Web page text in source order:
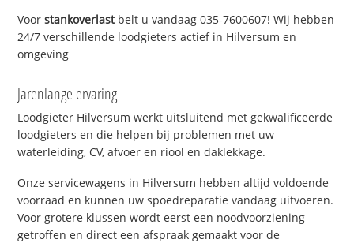
Voorstankoverlastbelt u vandaag 035-7600607! Wij hebben
24/7 verschillende loodgieters actief in Hilversum en
omgeving
Jarenlange ervaring
Loodgieter Hilversum werkt uitsluitend met gekwalificeerde
loodgieters en die helpen bij problemen met uw
waterleiding, CV, afvoer en riool en daklekkage.
Onze servicewagens in Hilversum hebben altijd voldoende
voorraad en kunnen uw spoedreparatie vandaag uitvoeren.
Voor grotere klussen wordt eerst een noodvoorziening
getroffen en direct een afspraak gemaakt voor de